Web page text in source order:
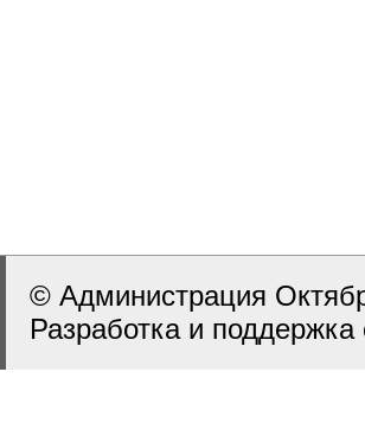
© Администрация
Разработка и поддержка